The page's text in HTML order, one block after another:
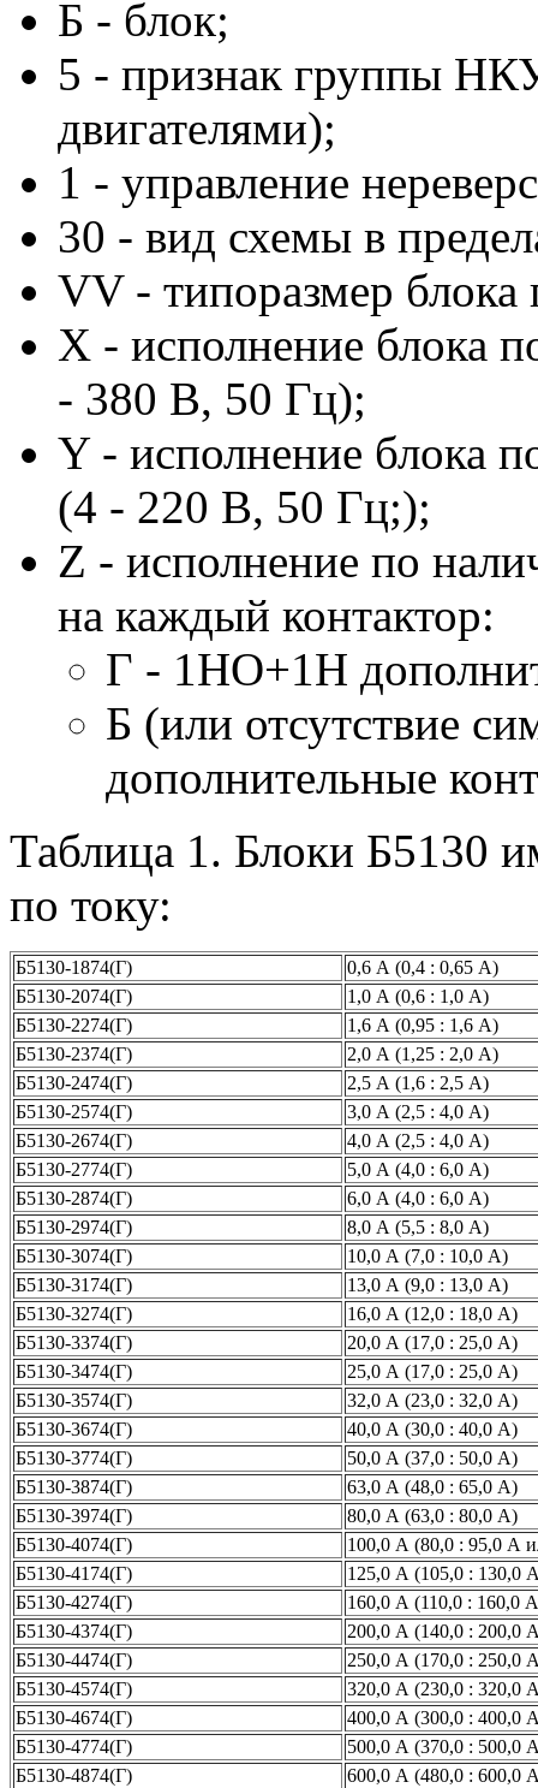
Б - блок;
5 - признак группы
двигателями);
1 - управление
30 - вид схемы в
VV - типоразмер
X - исполнение блока
- 380 В, 50 Гц);
Y - исполнение блока
(4 - 220 В, 50 Гц;);
Z - исполнение по
на каждый контактор:
Г - 1НО+1Н
Б (или отсутствие
дополнительные
Таблица 1. Блоки Б5130
по току:
Б5130-1874(Г)
0,6 А (0,4 : 0,65 А)
Б5130-2074(Г)
1,0 А (0,6 : 1,0 А)
Б5130-2274(Г)
1,6 А (0,95 : 1,6 А)
Б5130-2374(Г)
2,0 А (1,25 : 2,0 А)
Б5130-2474(Г)
2,5 А (1,6 : 2,5 А)
Б5130-2574(Г)
3,0 А (2,5 : 4,0 А)
Б5130-2674(Г)
4,0 А (2,5 : 4,0 А)
Б5130-2774(Г)
5,0 А (4,0 : 6,0 А)
Б5130-2874(Г)
6,0 А (4,0 : 6,0 А)
Б5130-2974(Г)
8,0 А (5,5 : 8,0 А)
Б5130-3074(Г)
10,0 А (7,0 : 10,0 А)
Б5130-3174(Г)
13,0 А (9,0 : 13,0 А)
Б5130-3274(Г)
16,0 А (12,0 : 18,0 А)
Б5130-3374(Г)
20,0 А (17,0 : 25,0 А)
Б5130-3474(Г)
25,0 А (17,0 : 25,0 А)
Б5130-3574(Г)
32,0 А (23,0 : 32,0 А)
Б5130-3674(Г)
40,0 А (30,0 : 40,0 А)
Б5130-3774(Г)
50,0 А (37,0 : 50,0 А)
Б5130-3874(Г)
63,0 А (48,0 : 65,0 А)
Б5130-3974(Г)
80,0 А (63,0 : 80,0 А)
Б5130-4074(Г)
100,0 А (80,0 : 95,0 А
Б5130-4174(Г)
125,0 А (105,0 : 130,0
Б5130-4274(Г)
160,0 А (110,0 : 160,0
Б5130-4374(Г)
200,0 А (140,0 : 200,0
Б5130-4474(Г)
250,0 А (170,0 : 250,0
Б5130-4574(Г)
320,0 А (230,0 : 320,0
Б5130-4674(Г)
400,0 А (300,0 : 400,0
Б5130-4774(Г)
500,0 А (370,0 : 500,0
Б5130-4874(Г)
600,0 А (480,0 : 600,0